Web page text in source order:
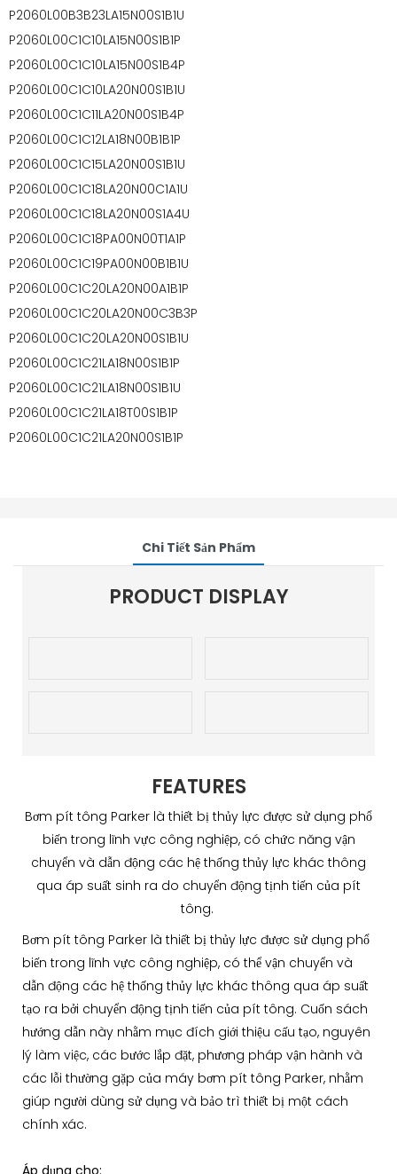
P2060L00B3B23LA15N00S1B1U
P2060L00C1C10LA15N00S1B1P
P2060L00C1C10LA15N00S1B4P
P2060L00C1C10LA20N00S1B1U
P2060L00C1C11LA20N00S1B4P
P2060L00C1C12LA18N00B1B1P
P2060L00C1C15LA20N00S1B1U
P2060L00C1C18LA20N00C1A1U
P2060L00C1C18LA20N00S1A4U
P2060L00C1C18PA00N00T1A1P
P2060L00C1C19PA00N00B1B1U
P2060L00C1C20LA20N00A1B1P
P2060L00C1C20LA20N00C3B3P
P2060L00C1C20LA20N00S1B1U
P2060L00C1C21LA18N00S1B1P
P2060L00C1C21LA18N00S1B1U
P2060L00C1C21LA18T00S1B1P
P2060L00C1C21LA20N00S1B1P
Chi Tiết Sản Phẩm
PRODUCT DISPLAY
FEATURES
Bơm pít tông Parker là thiết bị thủy lực được sử dụng phổ
biến trong lĩnh vực công nghiệp, có chức năng vận
chuyển và dẫn động các hệ thống thủy lực khác thông
qua áp suất sinh ra do chuyển động tịnh tiến của pít
tông.
Bơm pít tông Parker là thiết bị thủy lực được sử dụng phổ
biến trong lĩnh vực công nghiệp, có thể vận chuyển và
dẫn động các hệ thống thủy lực khác thông qua áp suất
tạo ra bởi chuyển động tịnh tiến của pít tông. Cuốn sách
hướng dẫn này nhằm mục đích giới thiệu cấu tạo, nguyên
lý làm việc, các bước lắp đặt, phương pháp vận hành và
các lỗi thường gặp của máy bơm pít tông Parker, nhằm
giúp người dùng sử dụng và bảo trì thiết bị một cách
chính xác.